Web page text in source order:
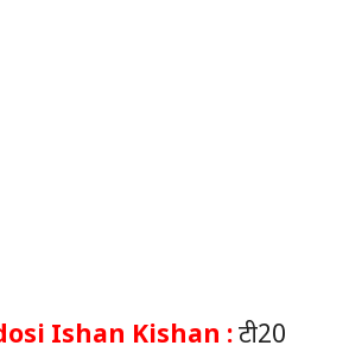
Ishan Kishan :टी20